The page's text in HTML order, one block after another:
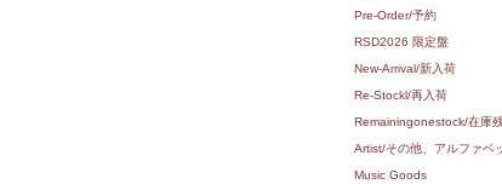
Pre-Order/予約
RSD2026 限定盤
New-Arrival/新入荷
Re-Stockl/再入荷
Remainingonestock/在庫
Artist/その他、アルファベ
Music Goods